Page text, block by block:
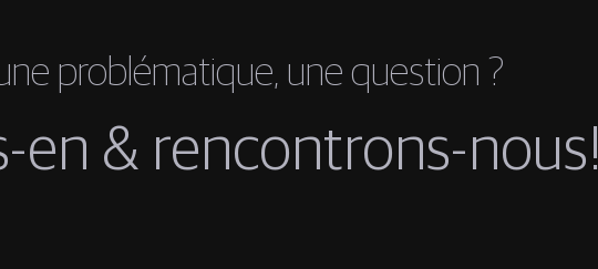
problématique, une question ?
en & rencontrons-nous!